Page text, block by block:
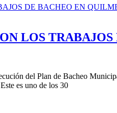
LOS
del Plan de Bacheo
es uno de los 30